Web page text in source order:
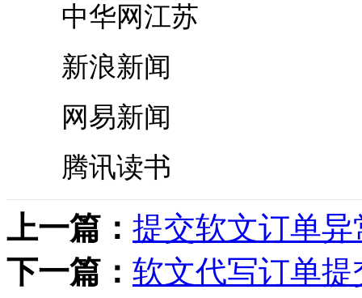
中华网江苏
新浪新闻
网易新闻
腾讯读书
上一篇： 提交软文订单
下一篇： 软文代写订单提